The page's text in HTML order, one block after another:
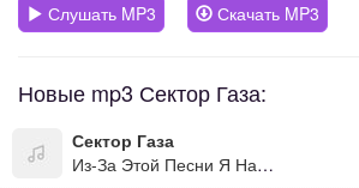
Слушать MP3 Скачать MP3
Новые mp3 Сектор Газа:
Сектор Газа
Из-За Этой Песни Я Начал Учиться Играть На Гитаре :-)))